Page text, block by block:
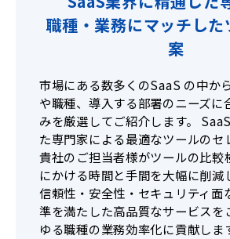
職種・業務にマッチした
案
市場にある数多くのSaaS の中か
や職種、導入する部署のニーズに
みを厳選してご紹介します。
た専門家による最適なツールのセ
貴社のご担当者様がツールの比較
にかける時間と手間を大幅に削減
信頼性・安全性・セキュリティ面
準を満たした高品質なサービスを
ゆる職種の業務効率化に貢献しま